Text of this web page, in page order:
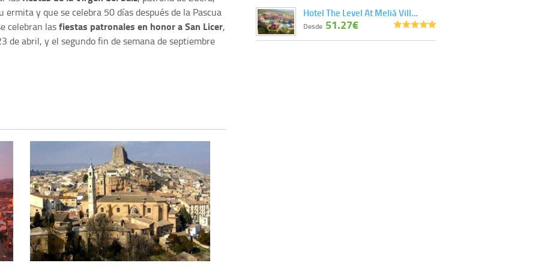
y que se celebra 50 días después de la Pascua
celebran lasfiestas patronales en honor a San Licer,
de abril, y el segundo fin de semana de septiembre
Hotel The Level At Meliá Vill…
Desde 51.27€